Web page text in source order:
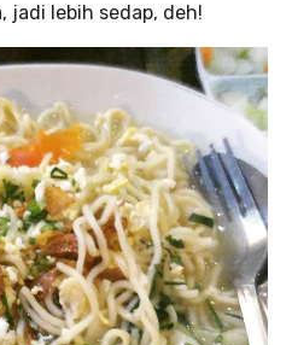
jadi lebih sedap, deh!